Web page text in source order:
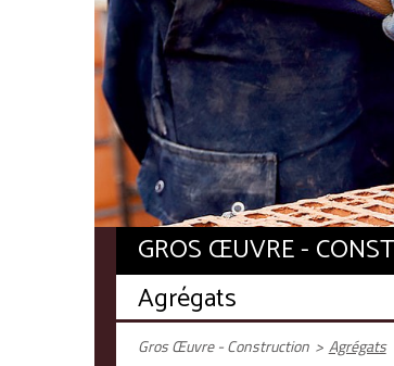
GROS ŒUVRE -
Agrégats
Gros Œuvre - Construction > Agrégats